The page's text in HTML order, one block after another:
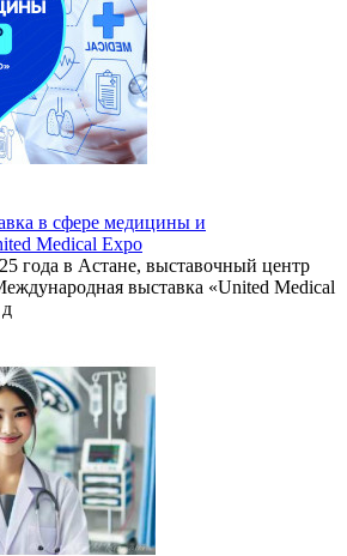
в сфере медицины и
Medical Expo
года в Астане, выставочный центр
выставка «United Medical